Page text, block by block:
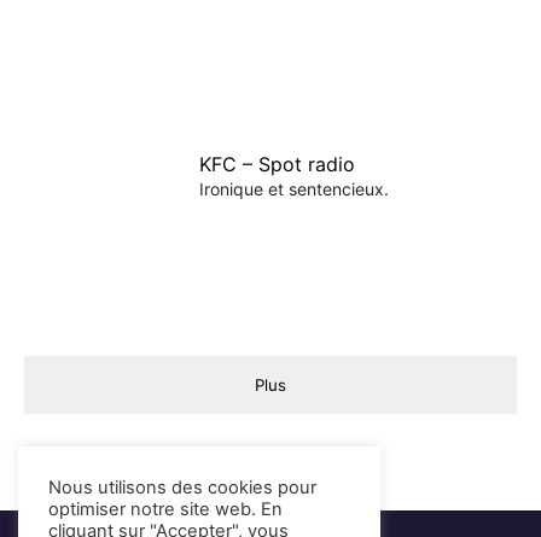
KFC – Spot radio
Ironique et sentencieux.
Plus
Nous utilisons des cookies pour
optimiser notre site web. En
cliquant sur "Accepter", vous